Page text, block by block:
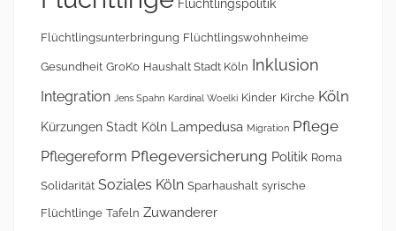
Flüchtlingspolitik
Flüchtlingsunterbringung Flüchtlingswohnheime
Gesundheit GroKo Haushalt Stadt Köln Inklusion
Integration Jens Spahn Kardinal Woelki Kinder Kirche Köln
Kürzungen Stadt Köln Lampedusa Migration Pflege
Pflegereform Pflegeversicherung Politik Roma
Solidarität Soziales Köln Sparhaushalt syrische
Flüchtlinge Tafeln Zuwanderer